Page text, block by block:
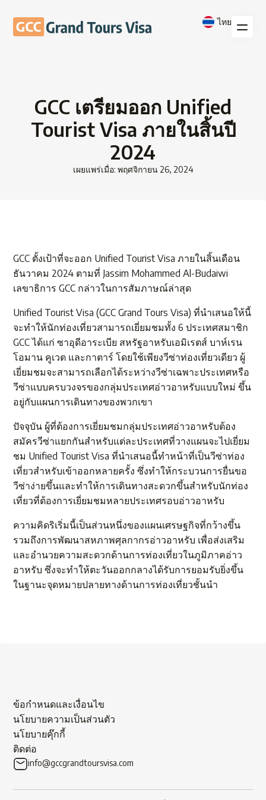
ไทย
GCC เตรียมออก Unified
Tourist Visa ภายในสิ้นปี
2024
เผยแพร่เมื่อ: พฤศจิกายน 26, 2024
GCC ตั้งเป้าที่จะออก Unified Tourist Visa ภายในสิ้นเดือน
ธันวาคม 2024 ตามที่ Jassim Mohammed Al-Budaiwi
เลขาธิการ GCC กล่าวในการสัมภาษณ์ล่าสุด
Unified Tourist Visa (GCC Grand Tours Visa) ที่นำเสนอให้นี้
จะทำให้นักท่องเที่ยวสามารถเยี่ยมชมทั้ง 6 ประเทศสมาชิก
GCC ได้แก่ ซาอุดีอาระเบีย สหรัฐอาหรับเอมิเรตส์ บาห์เรน
โอมาน คูเวต และกาตาร์ โดยใช้เพียงวีซ่าท่องเที่ยวเดียว ผู้
เยี่ยมชมจะสามารถเลือกได้ระหว่างวีซ่าเฉพาะประเทศหรือ
วีซ่าแบบครบวงจรของกลุ่มประเทศอ่าวอาหรับแบบใหม่ ขึ้น
อยู่กับแผนการเดินทางของพวกเขา
ปัจจุบัน ผู้ที่ต้องการเยี่ยมชมกลุ่มประเทศอ่าวอาหรับต้อง
สมัครวีซ่าแยกกันสำหรับแต่ละประเทศที่วางแผนจะไปเยี่ยม
ชม Unified Tourist Visa ที่นำเสนอนี้ทำหน้าที่เป็นวีซ่าท่อง
เที่ยวสำหรับเข้าออกหลายครั้ง ซึ่งทำให้กระบวนการยื่นขอ
วีซ่าง่ายขึ้นและทำให้การเดินทางสะดวกขึ้นสำหรับนักท่อง
เที่ยวที่ต้องการเยี่ยมชมหลายประเทศรอบอ่าวอาหรับ
ความคิดริเริ่มนี้เป็นส่วนหนึ่งของแผนเศรษฐกิจที่กว้างขึ้น
รวมถึงการพัฒนาสหภาพศุลกากรอ่าวอาหรับ เพื่อส่งเสริม
และอำนวยความสะดวกด้านการท่องเที่ยวในภูมิภาคอ่าว
อาหรับ ซึ่งจะทำให้ตะวันออกกลางได้รับการยอมรับยิ่งขึ้น
ในฐานะจุดหมายปลายทางด้านการท่องเที่ยวชั้นนำ
ข้อกำหนดและเงื่อนไข
นโยบายความเป็นส่วนตัว
นโยบายคุ๊กกี้
ติดต่อ
info@gccgrandtoursvisa.com